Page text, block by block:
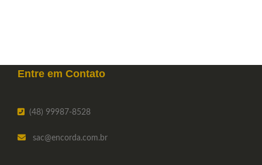
Entre em Contato
(48) 99987-8528
sac@encorda.com.br